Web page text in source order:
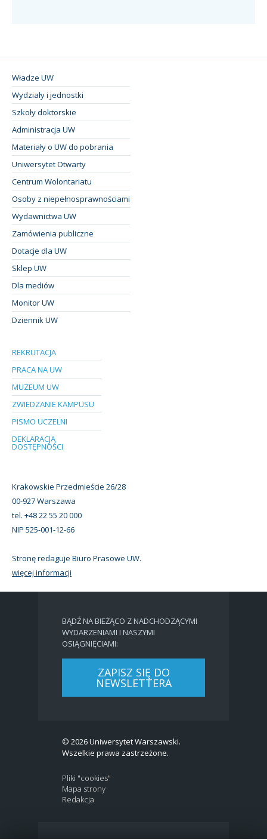
Władze UW
Wydziały i jednostki
Szkoły doktorskie
Administracja UW
Materiały o UW do pobrania
Uniwersytet Otwarty
Centrum Wolontariatu
Osoby z niepełnosprawnościami
Wydawnictwa UW
Zamówienia publiczne
Dotacje dla UW
Sklep UW
Dla mediów
Monitor UW
Dziennik UW
REKRUTACJA
PRACA NA UW
MUZEUM UW
ZWIEDZANIE KAMPUSU
PISMO UCZELNI
DEKLARACJA
DOSTĘPNOŚCI
Krakowskie Przedmieście 26/28
00-927 Warszawa
tel. +48 22 55 20 000
NIP 525-001-12-66
Stronę redaguje Biuro Prasowe UW.
więcej informacji
BĄDŹ NA BIEŻĄCO Z NADCHODZĄCYMI
WYDARZENIAMI I NASZYMI
OSIĄGNIĘCIAMI:
ZAPISZ SIĘ DO
NEWSLETTERA
© 2026 Uniwersytet Warszawski.
Wszelkie prawa zastrzeżone.
Pliki "cookies"
Mapa strony
Redakcja